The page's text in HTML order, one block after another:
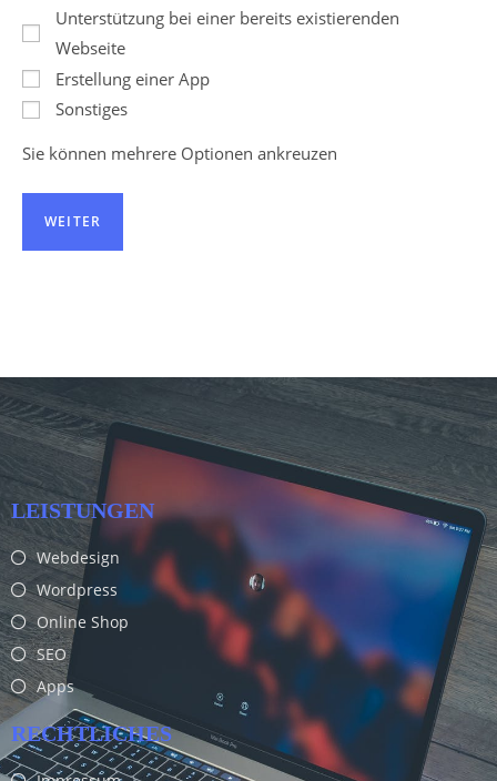
Unterstützung bei einer bereits existierenden
Webseite
Erstellung einer App
Sonstiges
Sie können mehrere Optionen ankreuzen
LEISTUNGEN
Webdesign
Wordpress
Online Shop
SEO
Apps
RECHTLICHES